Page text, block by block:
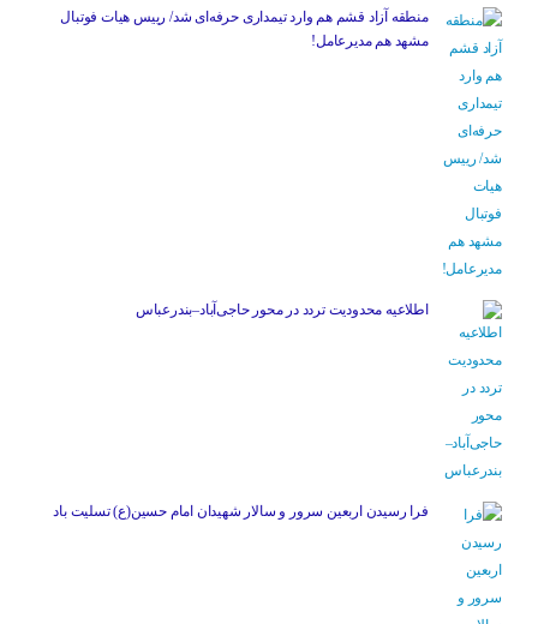
منطقه آزاد قشم هم وارد تیمداری حرفه‌ای شد/ رییس هیات فوتبال
مشهد هم مدیرعامل!
اطلاعیه محدودیت تردد در محور حاجی‌آباد–بندرعباس
فرا رسیدن اربعین سرور و سالار شهیدان امام حسین(ع) تسلیت باد